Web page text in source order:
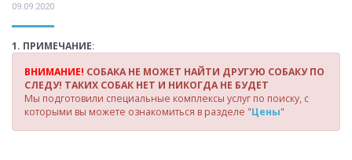
09.09.2020
1. ПРИМЕЧАНИЕ:
ВНИМАНИЕ! СОБАКА НЕ МОЖЕТ НАЙТИ ДРУГУЮ СОБАКУ ПО
СЛЕДУ! ТАКИХ СОБАК НЕТ И НИКОГДА НЕ БУДЕТ
Мы подготовили специальные комплексы услуг по поиску, с
которыми вы можете ознакомиться в разделе "Цены"